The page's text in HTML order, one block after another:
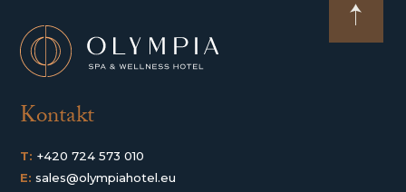
Kontakt
T: +420 724 573 010
E: sales@olympiahotel.eu